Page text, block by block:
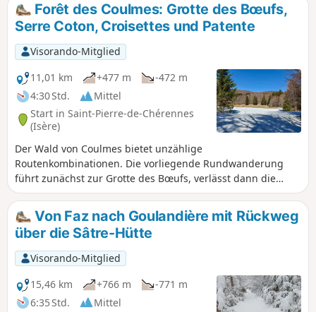
Forêt des Coulmes: Grotte des Bœufs,
Serre Coton, Croisettes und Patente
Visorando-Mitglied
11,01 km
+477 m
-472 m
4:30 Std.
Mittel
Start in Saint-Pierre-de-Chérennes
(Isère)
Der Wald von Coulmes bietet unzählige
Routenkombinationen. Die vorliegende Rundwanderung
führt zunächst zur Grotte des Bœufs, verlässt dann die
ausgetretenen Pfade, um der Grenze des Staatswaldes zu
folgen, bis man abseits der Wege auf den Kamm von Serre
Coton hinaufsteigt, bevor es wieder hinunter zu den
Croisettes geht und auf einem gut markierten Weg weiter
nach Patente und zur Aussichtstafel mit Blick auf Malleval
führt, bevor es zurück nach Le Faz geht.
Von Faz nach Goulandière mit Rückweg
über die Sâtre-Hütte
Visorando-Mitglied
15,46 km
+766 m
-771 m
6:35 Std.
Mittel